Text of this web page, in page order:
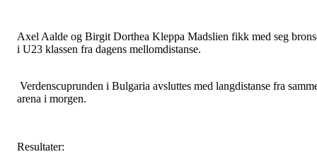
Axel Aalde og Birgit Dorthea Kleppa Madslien fikk med seg
i U23 klassen fra dagens mellomdistanse.
Verdenscuprunden i Bulgaria avsluttes med langdistanse fra
arena i morgen.
Resultater: